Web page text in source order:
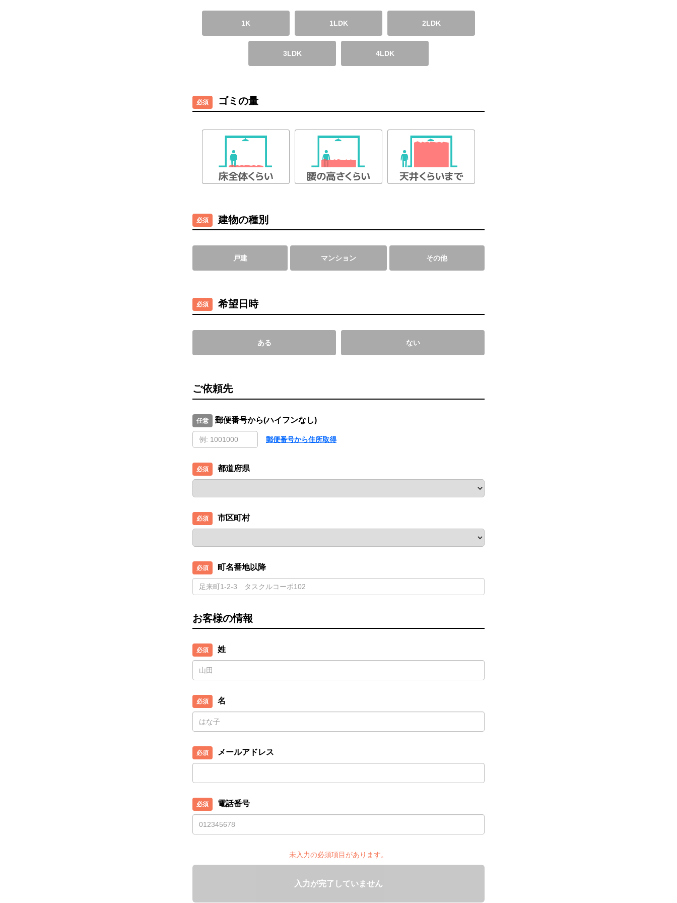
1K 1LDK 2LDK
3LDK 4LDK
ゴミの量
建物の種別
戸建 マンション その他
希望日時
ある ない
ご依頼先
郵便番号から(ハイフンなし)
郵便番号から住所取得
都道府県
市区町村
町名番地以降
お客様の情報
姓
名
メールアドレス
電話番号
未入力の必須項目があります。